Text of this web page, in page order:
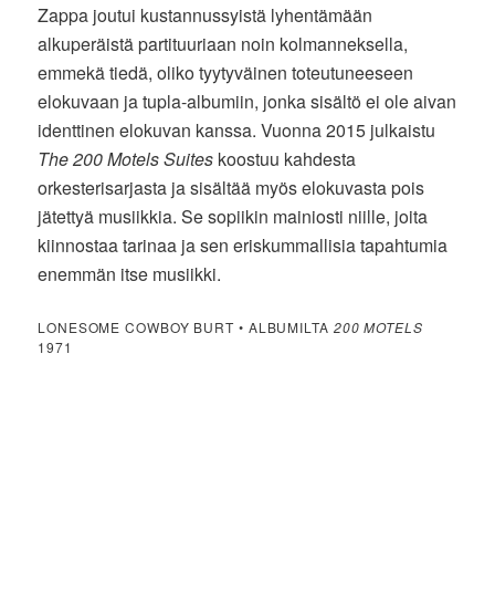
Zappa joutui kustannussyistä lyhentämään
alkuperäistä partituuriaan noin kolmanneksella,
emmekä tiedä, oliko tyytyväinen toteutuneeseen
elokuvaan ja tupla-albumiin, jonka sisältö ei ole aivan
identtinen elokuvan kanssa. Vuonna 2015 julkaistu
The 200 Motels Suites koostuu kahdesta
orkesterisarjasta ja sisältää myös elokuvasta pois
jätettyä musiikkia. Se sopiikin mainiosti niille, joita
kiinnostaa tarinaa ja sen eriskummallisia tapahtumia
enemmän itse musiikki.
LONESOME COWBOY BURT • ALBUMILTA 200 MOTELS
1971